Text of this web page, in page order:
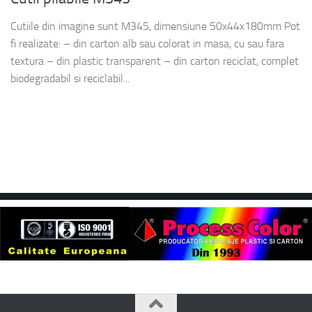
Cutiile din imagine sunt M345, dimensiune 50x44x180mm Pot
fi realizate: – din carton alb sau colorat in masa, cu sau fara
textura – din plastic transparent – din carton reciclat, complet
biodegradabil si reciclabil...